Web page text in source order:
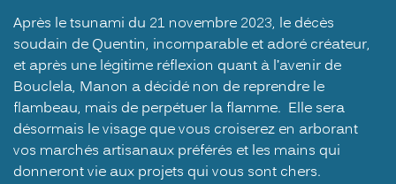
Après le tsunami du 21 novembre 2023, le décès
soudain de Quentin, incomparable et adoré créateur,
et après une légitime réflexion quant à l’avenir de
Bouclela, Manon a décidé non de reprendre le
flambeau, mais de perpétuer la flamme. Elle sera
désormais le visage que vous croiserez en arborant
vos marchés artisanaux préférés et les mains qui
donneront vie aux projets qui vous sont chers.